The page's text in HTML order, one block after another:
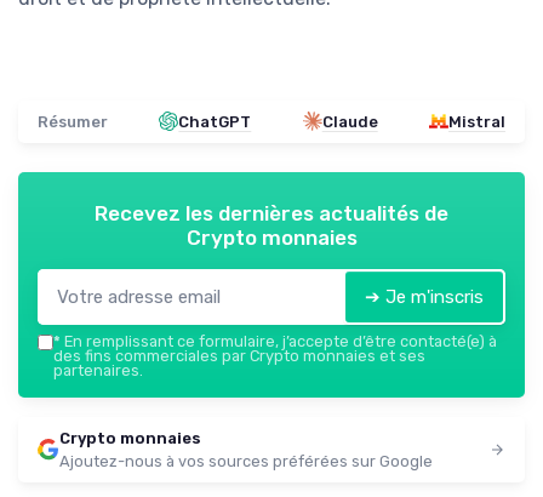
Résumer ChatGPT Claude Mistral
Recevez les dernières actualités de
Crypto monnaies
➔ Je m'inscris
* En remplissant ce formulaire, j’accepte d’être contacté(e) à
des fins commerciales par Crypto monnaies et ses
partenaires.
Crypto monnaies
Ajoutez-nous à vos sources préférées sur Google